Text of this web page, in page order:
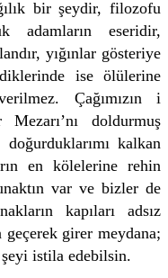
bir şeydir, filozofu
adamların eseridir,
yığınlar gösteriye
ise ölülerine
Çağımızın i
doldurmuş
kalkan
en kölelerine rehin
var ve bizler de
kapıları adsız
geçerek girer meydana;
istila edebilsin.